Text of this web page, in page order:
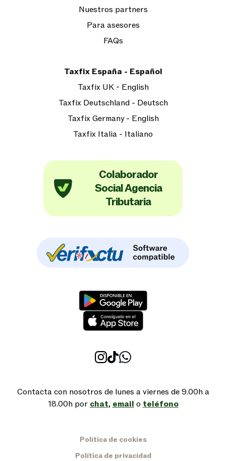
Nuestros partners
Para asesores
FAQs
Taxfix España - Español
Taxfix UK - English
Taxfix Deutschland - Deutsch
Taxfix Germany - English
Taxfix Italia - Italiano
Colaborador
Social Agencia
Tributaria
Contacta con nosotros de lunes a viernes de 9.00h a
18.00h por chat, email o teléfono
Política de cookies
Política de privacidad